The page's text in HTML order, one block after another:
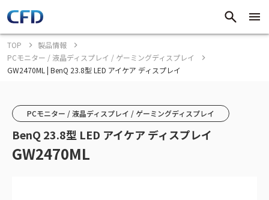
TOP
製品情報
PCモニター / 液晶ディスプレイ / ゲーミングディスプレイ
GW2470ML | BenQ 23.8型 LED アイケア ディスプレイ
PCモニター / 液晶ディスプレイ / ゲーミングディスプレイ
BenQ 23.8型 LED アイケア ディスプレイ
GW2470ML